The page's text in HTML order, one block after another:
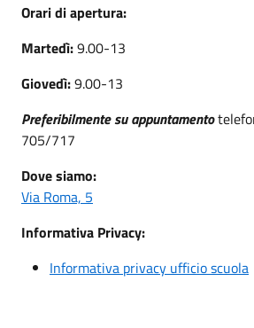
Orari di apertura:
Martedì:9.00-13
Giovedì:9.00-13
Preferibilmente su appuntamento
705/717
Dove siamo:
Via Roma, 5
Informativa Privacy:
Informativa privacy ufficio scuola